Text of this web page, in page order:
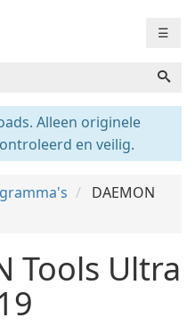
☰
Alleen originele
en veilig.
DAEMON
Tools Ultra